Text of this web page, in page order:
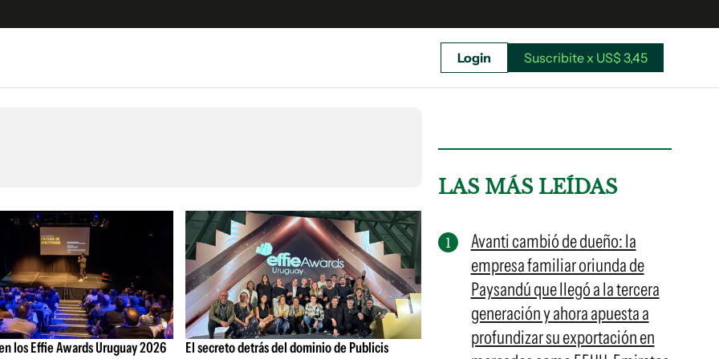
Unidos
Suscribite x US$ 3,45
Login Suscribite x US$ 3,45
los Effie Awards Uruguay 2026
El secreto detrás del dominio de Publicis
LAS MÁS LEÍDAS
Avanti cambió de dueño: la
empresa familiar oriunda de
Paysandú que llegó a la tercera
generación y ahora apuesta a
profundizar su exportación en